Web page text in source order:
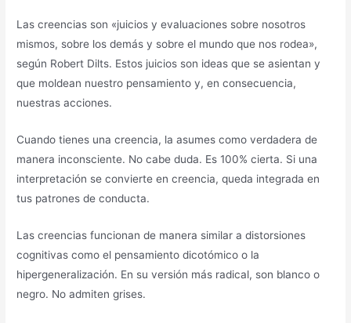
Las creencias son «juicios y evaluaciones sobre nosotros
mismos, sobre los demás y sobre el mundo que nos rodea»,
según Robert Dilts. Estos juicios son ideas que se asientan y
que moldean nuestro pensamiento y, en consecuencia,
nuestras acciones.
Cuando tienes una creencia, la asumes como verdadera de
manera inconsciente. No cabe duda. Es 100% cierta. Si una
interpretación se convierte en creencia, queda integrada en
tus patrones de conducta.
Las creencias funcionan de manera similar a distorsiones
cognitivas como el pensamiento dicotómico o la
hipergeneralización. En su versión más radical, son blanco o
negro. No admiten grises.